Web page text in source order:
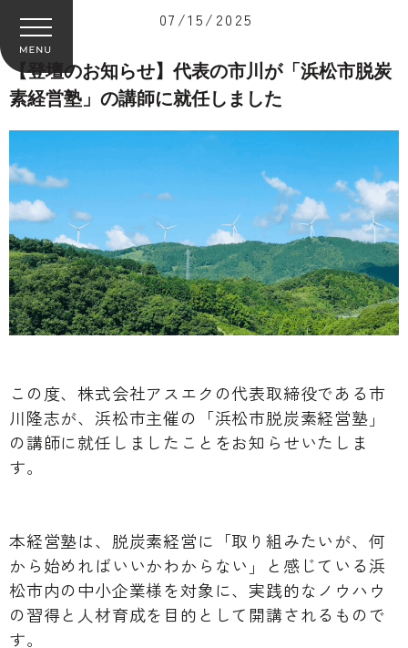
07/15/2025
【登壇のお知らせ】代表の市川が「浜松市脱炭
素経営塾」の講師に就任しました
この度、株式会社アスエクの代表取締役である市
川隆志が、浜松市主催の「浜松市脱炭素経営塾」
の講師に就任しましたことをお知らせいたしま
す。
本経営塾は、脱炭素経営に「取り組みたいが、何
から始めればいいかわからない」と感じている浜
松市内の中小企業様を対象に、実践的なノウハウ
の習得と人材育成を目的として開講されるもので
す。